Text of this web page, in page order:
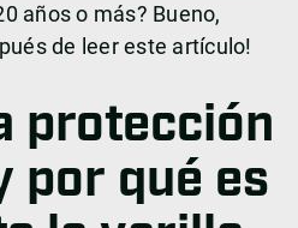
años o más? Bueno,
de leer este artículo!
protección
por qué es